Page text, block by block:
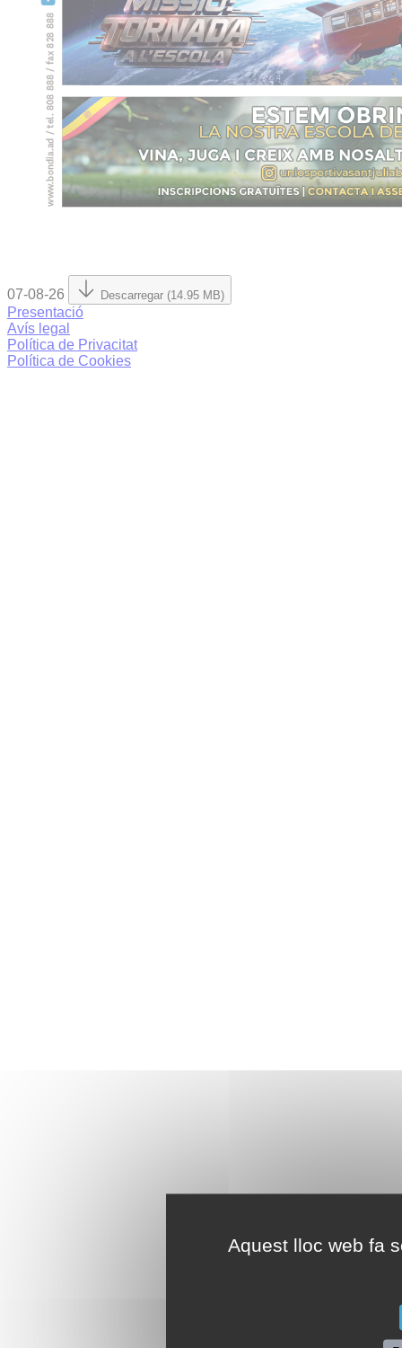
Aquest lloc web fa
07-08-26 Descarregar (14.95 MB)
Presentació
Avís legal
Política de Privacitat
Política de Cookies